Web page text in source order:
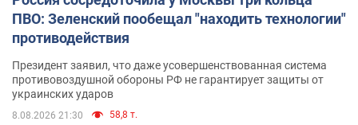
ПВО: Зеленский пообещал "находить технологии"
противодействия
Президент заявил, что даже усовершенствованная система
противовоздушной обороны РФ не гарантирует защиты от
украинских ударов
8.08.2026 21:30 58,8 т.